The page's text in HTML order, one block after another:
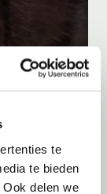
te
te bieden
delen we